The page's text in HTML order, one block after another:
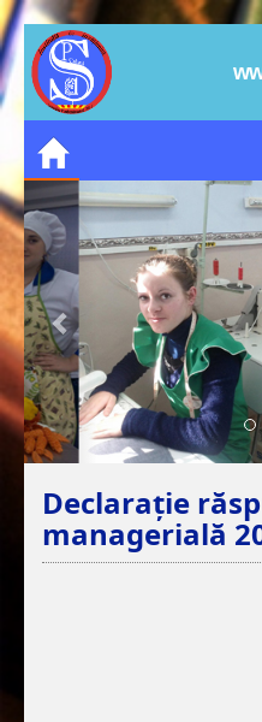
Declarație
managerială